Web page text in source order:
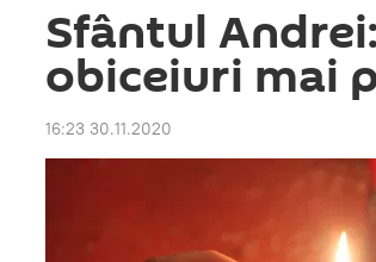
Sfântul
obiceiuri mai
16:23 30.11.2020